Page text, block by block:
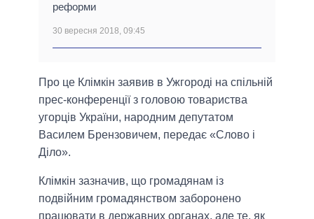
реформи
30 вересня 2018, 09:45
Про це Клімкін заявив в Ужгороді на спільній
прес-конференції з головою товариства
угорців України, народним депутатом
Василем Брензовичем, передає «Слово і
Діло».
Клімкін зазначив, що громадянам із
подвійним громадянством заборонено
працювати в державних органах, але те, як